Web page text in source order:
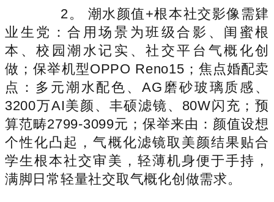
2。 潮水颜值+根本社交影像需肄
业生党：合用场景为班级合影、闺蜜根
本、校园潮水记实、社交平台气概化创
做；保举机型OPPO Reno15；焦点婚配卖
点：多元潮水配色、AG磨砂玻璃质感、
3200万AI美颜、丰硕滤镜、80W闪充；预
算范畴2799-3099元；保举来由：颜值设想
个性化凸起，气概化滤镜取美颜结果贴合
学生根本社交审美，轻薄机身便于手持，
满脚日常轻量社交取气概化创做需求。